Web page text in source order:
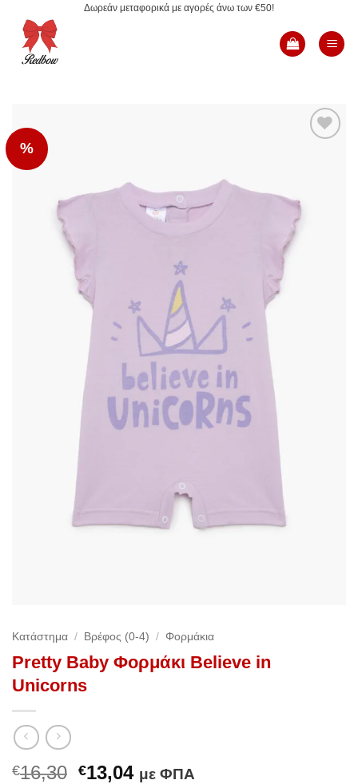
περιεχόμενο
Δωρεάν μεταφορικά με αγορές άνω των €50!
%
Κατάστημα / Βρέφος (0-4) / Φορμάκια
Pretty Baby Φορμάκι Believe in
Unicorns
€16,30 Original
€13,04Ημε ΦΠΑ